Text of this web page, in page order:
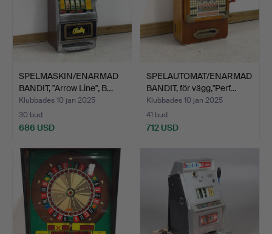
SPELMASKIN/ENARMAD
BANDIT, "Arrow Line", B…
Klubbades 10 jan 2025
30 bud
686 USD
SPELAUTOMAT/ENARMAD
BANDIT, för vägg,"Perf…
Klubbades 10 jan 2025
41 bud
712 USD